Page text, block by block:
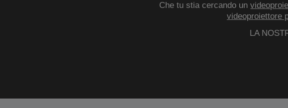
Che tu stia cercando un
videoproiettore
LA